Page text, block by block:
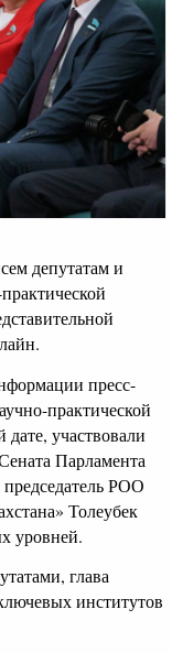
депутатам и
пресс-
практической
участвовали
Парламента
РОО
Толеубек
уровней.
глава
институтов